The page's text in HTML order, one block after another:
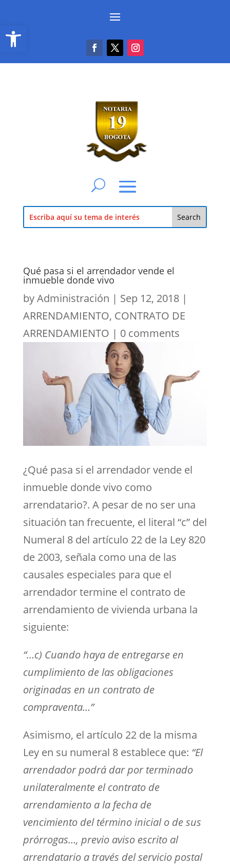
Abrir barra de herramientas
Qué pasa si el arrendador vende el
inmueble donde vivo
byAdministración | Sep 12, 2018|
ARRENDAMIENTO, CONTRATO DE
ARRENDAMIENTO | 0 comments
¿Qué pasa si el arrendador vende el
inmueble donde vivo como
arrendatario?. A pesar de no ser una
situación tan frecuente, el literal “c” del
Numeral 8 del artículo 22 de la Ley 820
de 2003, señala como una de las
causales especiales para que el
arrendador termine el contrato de
arrendamiento de vivienda urbana la
siguiente:
“…c) Cuando haya de entregarse en
cumplimiento de las obligaciones
originadas en un contrato de
compraventa…”
Asimismo, el artículo 22 de la misma
Ley en su numeral 8 establece que: “El
arrendador podrá dar por terminado
unilateralmente el contrato de
arrendamiento a la fecha de
vencimiento del término inicial o de sus
prórrogas…, previo aviso escrito al
arrendatario a través del servicio postal